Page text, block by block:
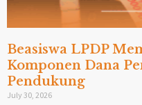
Beasiswa LPDP
Komponen Dana
Pendukung
July 30, 2026